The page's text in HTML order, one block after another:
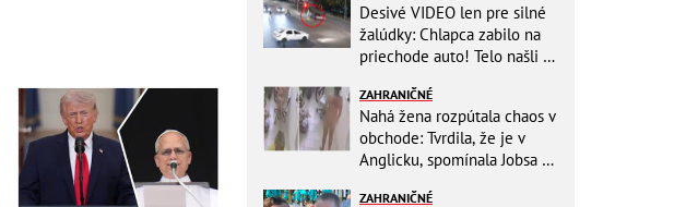
Desivé VIDEO len pre silné
žalúdky: Chlapca zabilo na
priechode auto! Telo našli o
ZAHRANIČNÉ
Nahá žena rozpútala chaos v
obchode: Tvrdila, že je v
Anglicku, spomínala Jobsa aj
ZAHRANIČNÉ